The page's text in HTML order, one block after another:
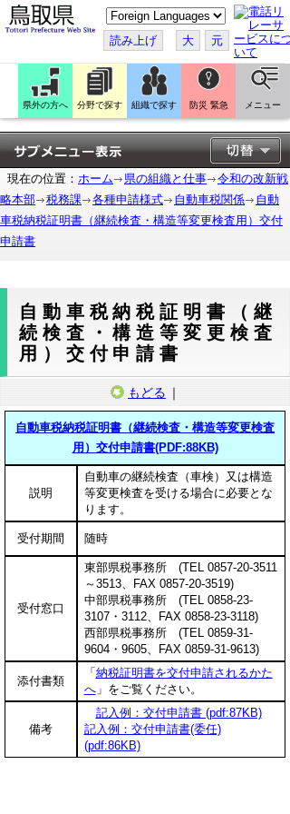
こ
の
ペ
ー
ジ
翻
訳
す
る
読み上げ 大 元
県外の方へ 分野で探す 組織で探す 防災 緊急 メニュー
現在の位置： ホーム 県の組織と仕事
令和の改新戦
略本部
税務課 各種申請様式 自動車税関係
自動
車税納税証明書（継続検査・構造等変更検査用）交付
申請書
自動車税納税証明書（継
続検査・構造等変更検査
用）交付申請書
もどる ｜
自動車税納税証明書（継続検査・構造等変更検査
用）交付申請書(PDF:88KB)
説明
自動車の継続検査（車検）又は構造
等変更検査を受ける場合に必要とな
ります。
受付期間 随時
受付窓口
東部県税事務所 (TEL 0857-20-3511
～3513、FAX 0857-20-3519)
中部県税事務所 (TEL 0858-23-
3107・3112、FAX 0858-23-3118)
西部県税事務所 (TEL 0859-31-
9604・9605、FAX 0859-31-9613)
添付書類
「 納税証明書を交付申請されるかた
へ」をご覧ください。
備考
記入例：交付申請書 (pdf:87KB)
記入例：交付申請書(委任)
(pdf:86KB)